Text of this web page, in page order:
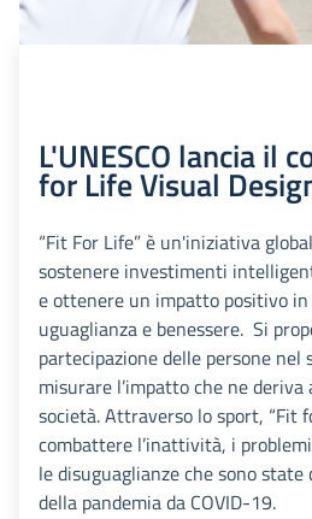
L'UNESCO lancia il
for Life Visual
“Fit For Life” è un'iniziativa
sostenere investimenti
e ottenere un impatto positivo
uguaglianza e benessere. Si
partecipazione delle persone
misurare l’impatto che ne deriva
società. Attraverso lo sport, “Fit
combattere l’inattività, i
le disuguaglianze che sono state
della pandemia da COVID-19.